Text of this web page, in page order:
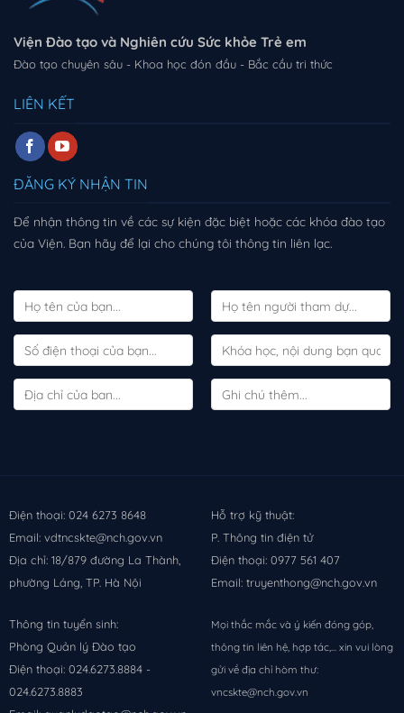
Viện Đào tạo và Nghiên cứu Sức khỏe Trẻ em
Đào tạo chuyên sâu - Khoa học đón đầu - Bắc cầu tri thức
LIÊN KẾT
ĐĂNG KÝ NHẬN TIN
Để nhận thông tin về các sự kiện đặc biệt hoặc các khóa đào tạo
của Viện. Bạn hãy để lại cho chúng tôi thông tin liên lạc.
Điện thoại: 024 6273 8648
Email: vdtncskte@nch.gov.vn
Địa chỉ: 18/879 đường La Thành,
phường Láng, TP. Hà Nội
Hỗ trợ kỹ thuật:
P. Thông tin điện tử
Điện thoại: 0977 561 407
Email: truyenthong@nch.gov.vn
Thông tin tuyển sinh:
Phòng Quản lý Đào tạo
Điện thoại: 024.6273.8884 -
024.6273.8883
Mọi thắc mắc và ý kiến đóng góp,
thông tin liên hệ, hợp tác,... xin vui lòng
gửi về địa chỉ hòm thư:
vncskte@nch.gov.vn